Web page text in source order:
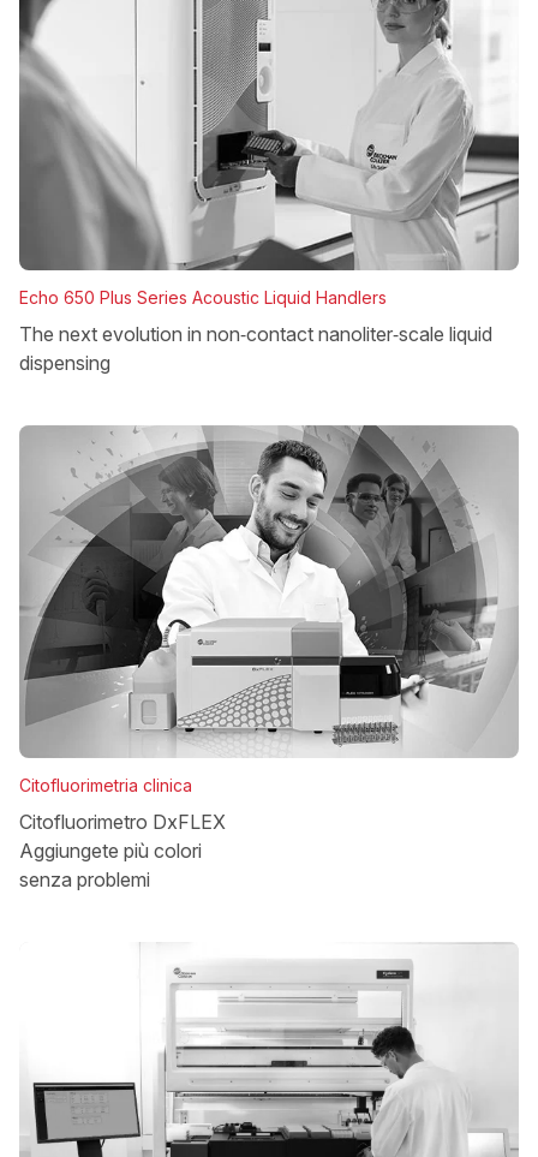
Echo 650 Plus Series Acoustic Liquid Handlers
The next evolution in non‑contact nanoliter‑scale liquid
dispensing
Citofluorimetria clinica
Citofluorimetro DxFLEX
Aggiungete più colori
senza problemi